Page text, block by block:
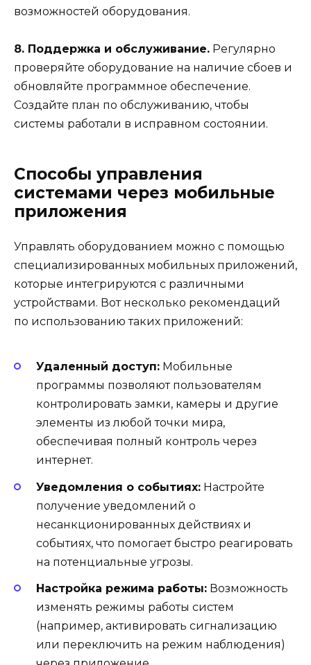
возможностей оборудования.
8. Поддержка и обслуживание. Регулярно
проверяйте оборудование на наличие сбоев и
обновляйте программное обеспечение.
Создайте план по обслуживанию, чтобы
системы работали в исправном состоянии.
Способы управления
системами через мобильные
приложения
Управлять оборудованием можно с помощью
специализированных мобильных приложений,
которые интегрируются с различными
устройствами. Вот несколько рекомендаций
по использованию таких приложений:
Удаленный доступ: Мобильные
программы позволяют пользователям
контролировать замки, камеры и другие
элементы из любой точки мира,
обеспечивая полный контроль через
интернет.
Уведомления о событиях: Настройте
получение уведомлений о
несанкционированных действиях и
событиях, что помогает быстро реагировать
на потенциальные угрозы.
Настройка режима работы: Возможность
изменять режимы работы систем
(например, активировать сигнализацию
или переключить на режим наблюдения)